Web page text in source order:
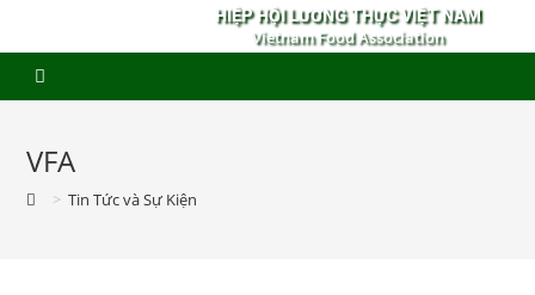
HIỆP HỘI LƯƠNG THỰC VIỆT NAM
Vietnam Food Association
VFA
> Tin Tức và Sự Kiện